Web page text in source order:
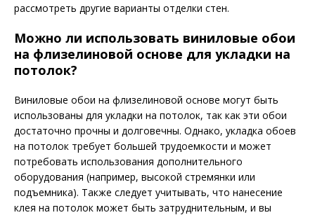
рассмотреть другие варианты отделки стен.
Можно ли использовать виниловые обои
на флизелиновой основе для укладки на
потолок?
Виниловые обои на флизелиновой основе могут быть
использованы для укладки на потолок, так как эти обои
достаточно прочны и долговечны. Однако, укладка обоев
на потолок требует большей трудоемкости и может
потребовать использования дополнительного
оборудования (например, высокой стремянки или
подъемника). Также следует учитывать, что нанесение
клея на потолок может быть затруднительным, и вы